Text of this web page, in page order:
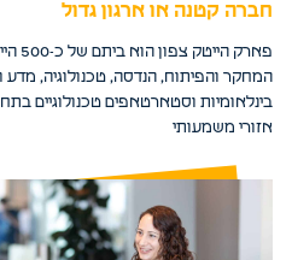
חברה קטנה או ארגון גדול
בינלאומיות וסטארטאפים טכנולוגיים
אזורי משמעותי